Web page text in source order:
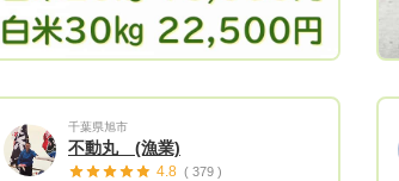
になりますので、よろしくお願い致しま
す。 お荷物が多い時期、季節等、運送中
のトラブルが発生しておりますので、どう
千葉県旭市
不動丸 (漁業)
4.8 ( 379 )